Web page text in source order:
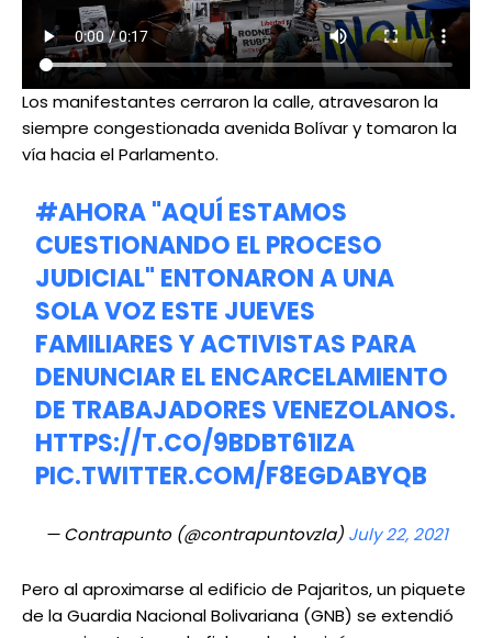
Los manifestantes cerraron la calle, atravesaron la
siempre congestionada avenida Bolívar y tomaron la
vía hacia el Parlamento.
#AHORA"AQUÍ ESTAMOS
CUESTIONANDO EL PROCESO
JUDICIAL" ENTONARON A UNA
SOLA VOZ ESTE JUEVES
FAMILIARES Y ACTIVISTAS PARA
DENUNCIAR EL ENCARCELAMIENTO
DE TRABAJADORES VENEZOLANOS.
HTTPS://T.CO/9BDBT61IZA
PIC.TWITTER.COM/F8EGDABYQB
— Contrapunto (@contrapuntovzla) July 22, 2021
Pero al aproximarse al edificio de Pajaritos, un piquete
de la Guardia Nacional Bolivariana (GNB) se extendió